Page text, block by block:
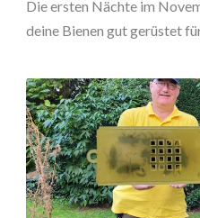
Die ersten Nächte im
deine Bienen gut gerüstet